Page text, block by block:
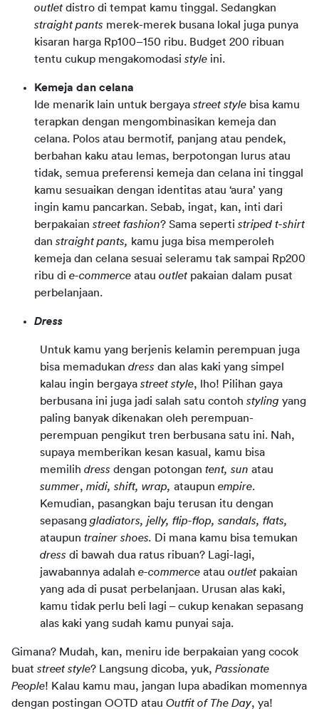
outlet distro di tempat kamu tinggal. Sedangkan
straight pants merek-merek busana lokal juga punya
kisaran harga Rp100–150 ribu. Budget 200 ribuan
tentu cukup mengakomodasi style ini.
Kemeja dan celana
Ide menarik lain untuk bergaya street style bisa kamu
terapkan dengan mengombinasikan kemeja dan
celana. Polos atau bermotif, panjang atau pendek,
berbahan kaku atau lemas, berpotongan lurus atau
tidak, semua preferensi kemeja dan celana ini tinggal
kamu sesuaikan dengan identitas atau ‘aura’ yang
ingin kamu pancarkan. Sebab, ingat, kan, inti dari
berpakaian street fashion? Sama seperti striped t-shirt
dan straight pants, kamu juga bisa memperoleh
kemeja dan celana sesuai seleramu tak sampai Rp200
ribu di e-commerce atau outlet pakaian dalam pusat
perbelanjaan.
Dress
Untuk kamu yang berjenis kelamin perempuan juga
bisa memadukan dress dan alas kaki yang simpel
kalau ingin bergaya street style, lho! Pilihan gaya
berbusana ini juga jadi salah satu contoh styling yang
paling banyak dikenakan oleh perempuan-
perempuan pengikut tren berbusana satu ini. Nah,
supaya memberikan kesan kasual, kamu bisa
memilih dress dengan potongan tent, sun
summer, midi, shift, wrap, ataupun empire.
Kemudian, pasangkan baju terusan itu dengan
sepasang
ataupun trainer shoes.
dress di bawah dua ratus ribuan? Lagi-lagi,
jawabannya adalah e-commerce atau outlet pakaian
yang ada di pusat perbelanjaan. Urusan alas kaki,
kamu tidak perlu beli lagi – cukup kenakan sepasang
alas kaki yang sudah kamu punyai saja.
Gimana? Mudah, kan, meniru ide berpakaian yang cocok
buat street style? Langsung dicoba, yuk, Passionate
People! Kalau kamu mau, jangan lupa abadikan momennya
dengan postingan OOTD atau Outfit of The Day, ya!